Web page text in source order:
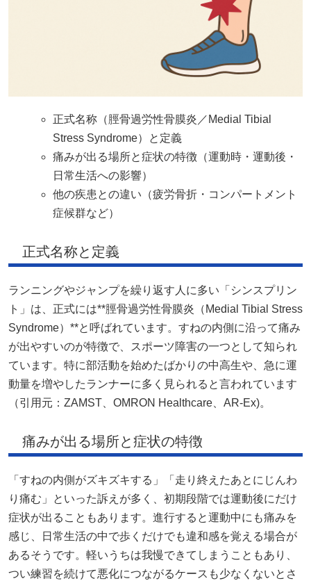
正式名称（脛骨過労性骨膜炎／Medial Tibial
Stress Syndrome）と定義
痛みが出る場所と症状の特徴（運動時・運動後・
日常生活への影響）
他の疾患との違い（疲労骨折・コンパートメント
症候群など）
正式名称と定義
ランニングやジャンプを繰り返す人に多い「シンスプリン
ト」は、正式には**脛骨過労性骨膜炎（Medial Tibial Stress
Syndrome）**と呼ばれています。すねの内側に沿って痛み
が出やすいのが特徴で、スポーツ障害の一つとして知られ
ています。特に部活動を始めたばかりの中高生や、急に運
動量を増やしたランナーに多く見られると言われています
（引用元： ZAMST OMRON Healthcare AR-Ex)。
痛みが出る場所と症状の特徴
「すねの内側がズキズキする」「走り終えたあとにじんわ
り痛む」といった訴えが多く、初期段階では運動後にだけ
症状が出ることもあります。進行すると運動中にも痛みを
感じ、日常生活の中で歩くだけでも違和感を覚える場合が
あるそうです。軽いうちは我慢できてしまうこともあり、
つい練習を続けて悪化につながるケースも少なくないとさ